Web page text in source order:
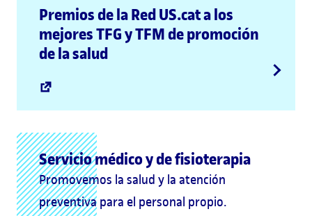
Premios de la Red US.cat a los
mejores TFG y TFM de promoción
de la salud
Servicio médico y de fisioterapia
Promovemos la salud y la atención
preventiva para el personal propio.